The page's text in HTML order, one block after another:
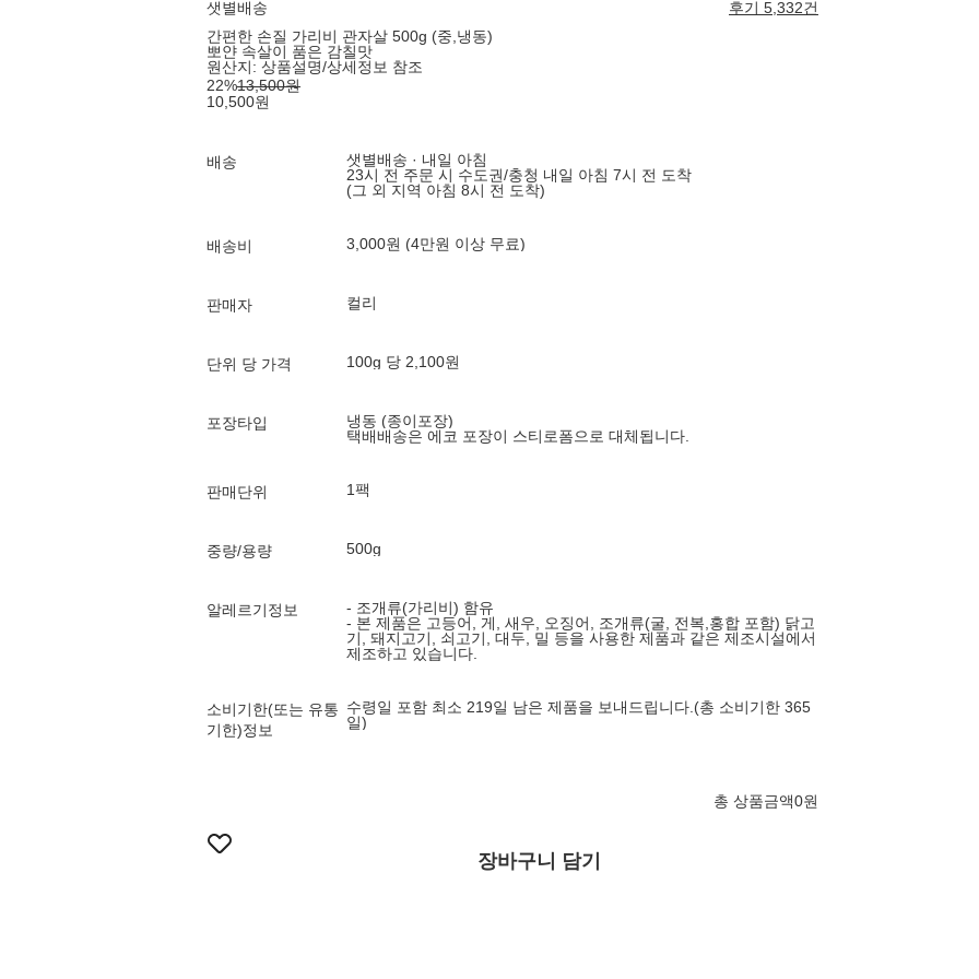
샛별배송
후기 5,332건
간편한 손질 가리비 관자살 500g (중,냉동)
뽀얀 속살이 품은 감칠맛
원산지: 상품설명/상세정보 참조
22%13,500원
10,500원
배송
샛별배송 · 내일 아침
23시 전 주문 시 수도권/충청 내일 아침 7시 전 도착
(그 외 지역 아침 8시 전 도착)
배송비 3,000원 (4만원 이상 무료)
판매자 컬리
단위 당 가격 100g 당 2,100원
포장타입
냉동 (종이포장)
택배배송은 에코 포장이 스티로폼으로 대체됩니다.
판매단위 1팩
중량/용량 500g
알레르기정보
- 조개류(가리비) 함유
- 본 제품은 고등어, 게, 새우, 오징어, 조개류(굴, 전복,홍합 포함) 닭고
기, 돼지고기, 쇠고기, 대두, 밀 등을 사용한 제품과 같은 제조시설에서
제조하고 있습니다.
소비기한(또는 유통
기한)정보
수령일 포함 최소 219일 남은 제품을 보내드립니다.(총 소비기한 365
일)
총 상품금액0원
장바구니 담기